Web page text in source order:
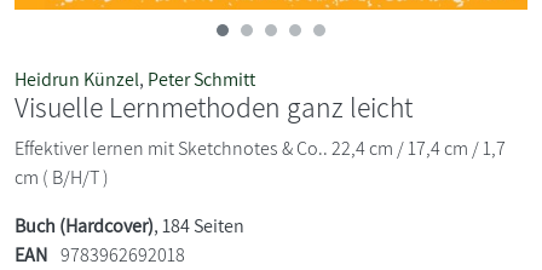
Heidrun Künzel, Peter Schmitt
Visuelle Lernmethoden ganz leicht
Effektiver lernen mit Sketchnotes & Co.. 22,4 cm / 17,4 cm / 1,7
cm ( B/H/T )
Buch (Hardcover), 184 Seiten
EAN 9783962692018